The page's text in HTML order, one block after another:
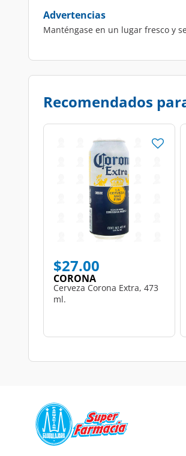
Advertencias
Manténgase en un lugar fresco y
Recomendados
$27.00
CORONA
Cerveza Corona Extra, 473
ml.